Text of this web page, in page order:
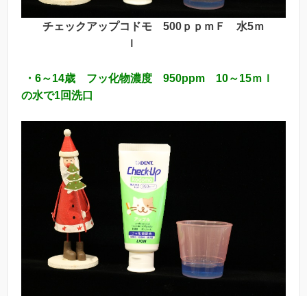
チェックアップコドモ 500ｐｐｍＦ 水5ｍ
ｌ
・6～14歳 フッ化物濃度 950ppm 10～15ｍｌ
の水で1回洗口